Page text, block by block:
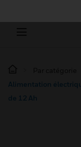
Alimentation
de 12 Ah